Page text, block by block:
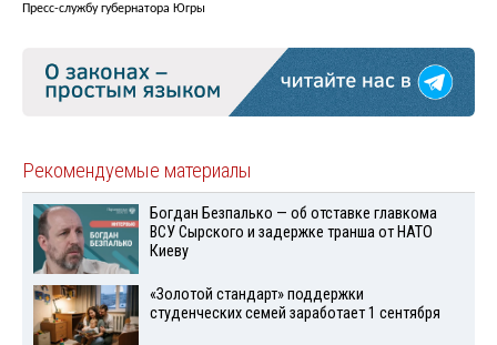
Пресс-службу губернатора Югры
Рекомендуемые материалы
Богдан Безпалько — об отставке главкома
ВСУ Сырского и задержке транша от НАТО
Киеву
«Золотой стандарт» поддержки
студенческих семей заработает 1 сентября